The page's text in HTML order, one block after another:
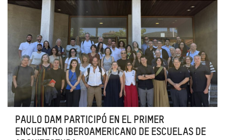
PAULO DAM PARTICIPÓ EN EL PRIMER
ENCUENTRO IBEROAMERICANO DE ESCUELAS DE